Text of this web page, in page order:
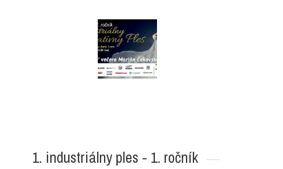
1. industriálny ples - 1. ročník